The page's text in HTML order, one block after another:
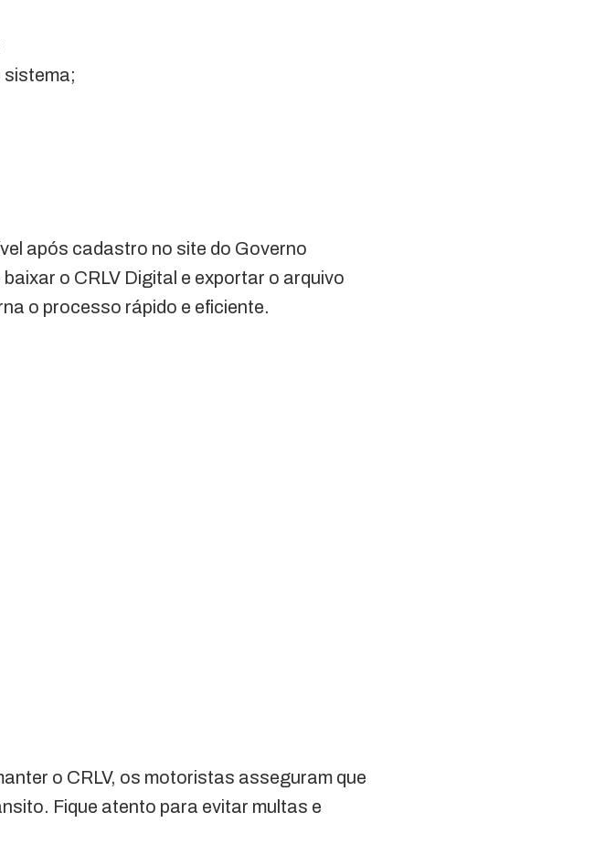
após cadastro no site do Governo
o CRLV Digital e exportar o arquivo
o processo rápido e eficiente.
o CRLV, os motoristas asseguram que
Fique atento para evitar multas e